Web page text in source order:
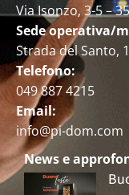
Via Isonzo, 3-5 –
Sede operativa/
Strada del Santo,
Telefono:
049 887 4215
Email:
info@pi-dom.com
News e